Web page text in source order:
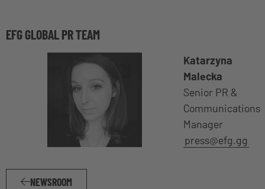
EFG GLOBAL PR TEAM
Katarzyna
Malecka
Senior PR &
Communications
Manager
press@efg.gg
NEWSROOM